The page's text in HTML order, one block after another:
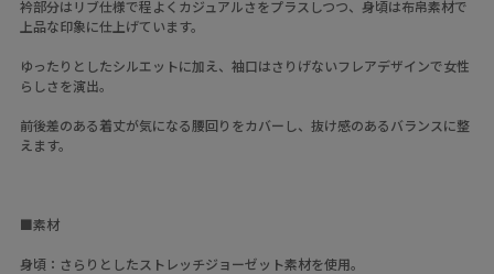
衿部分はリブ仕様で程よくカジュアルさをプラスしつつ、身頃は布帛素材で
上品な印象に仕上げています。
ゆったりとしたシルエットに加え、袖口はさりげないフレアデザインで女性
らしさを演出。
前後差のある着丈が気になる腰回りをカバーし、抜け感のあるバランスに整
えます。
■素材
身頃：さらりとしたストレッチジョーゼット素材を使用。